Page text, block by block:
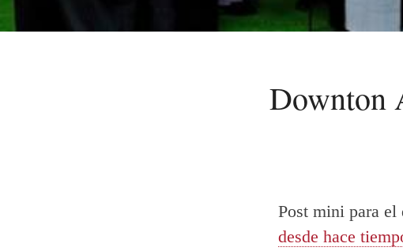
Downton
Post mini para el
desde hace